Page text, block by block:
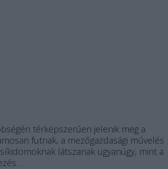
térképszerűen jelenik meg a
futnak, a mezőgazdasági művelés
látszanak ugyanúgy, mint a